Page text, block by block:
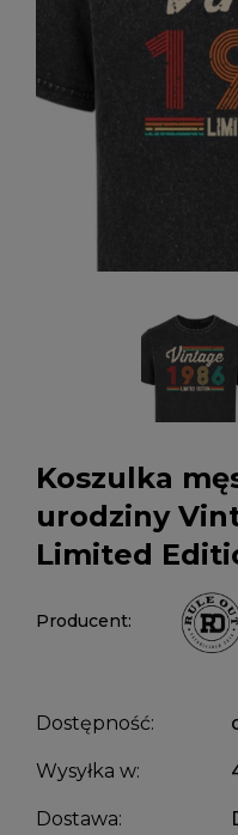
Koszulka
urodziny
Limited
Producent:
Dostępność:
Wysyłka w:
Dostawa: